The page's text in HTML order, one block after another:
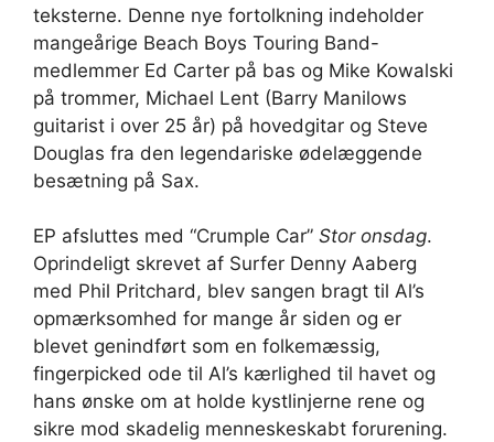
teksterne. Denne nye fortolkning indeholder
mangeårige Beach Boys Touring Band-
medlemmer Ed Carter på bas og Mike Kowalski
på trommer, Michael Lent (Barry Manilows
guitarist i over 25 år) på hovedgitar og Steve
Douglas fra den legendariske ødelæggende
besætning på Sax.
EP afsluttes med “Crumple Car” Stor onsdag.
Oprindeligt skrevet af Surfer Denny Aaberg
med Phil Pritchard, blev sangen bragt til Al’s
opmærksomhed for mange år siden og er
blevet genindført som en folkemæssig,
fingerpicked ode til Al’s kærlighed til havet og
hans ønske om at holde kystlinjerne rene og
sikre mod skadelig menneskeskabt forurening.